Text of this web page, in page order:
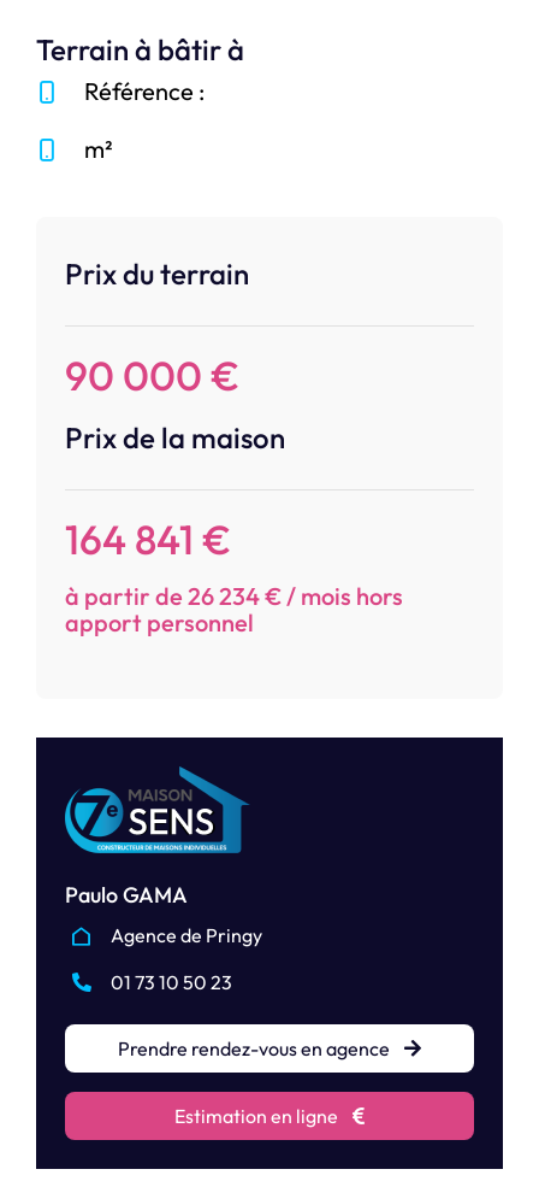
Prix du terrain
90 000 €
Prix de la maison
164 841 €
à partir de 26 234 € / mois hors
apport personnel
Paulo GAMA
Agence de Pringy
01 73 10 50 23
Prendre rendez-vous en agence
Estimation en ligne
Terrain à bâtir à
Référence :
m²